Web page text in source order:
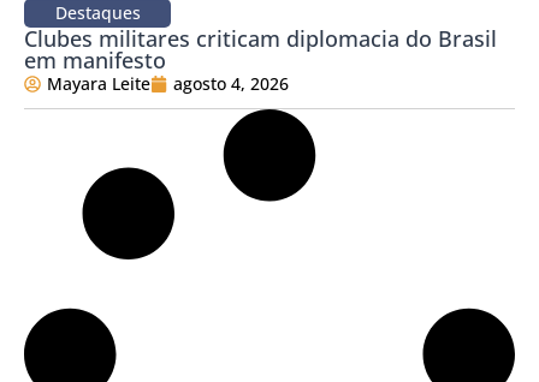
Destaques
Clubes militares criticam diplomacia do Brasil
em manifesto
Mayara Leite agosto 4, 2026